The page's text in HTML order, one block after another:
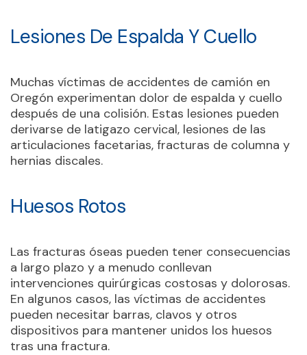
Lesiones De Espalda Y Cuello
Muchas víctimas de accidentes de camión en
Oregón experimentan dolor de espalda y cuello
después de una colisión. Estas lesiones pueden
derivarse de latigazo cervical, lesiones de las
articulaciones facetarias, fracturas de columna y
hernias discales.
Huesos Rotos
Las fracturas óseas pueden tener consecuencias
a largo plazo y a menudo conllevan
intervenciones quirúrgicas costosas y dolorosas.
En algunos casos, las víctimas de accidentes
pueden necesitar barras, clavos y otros
dispositivos para mantener unidos los huesos
tras una fractura.